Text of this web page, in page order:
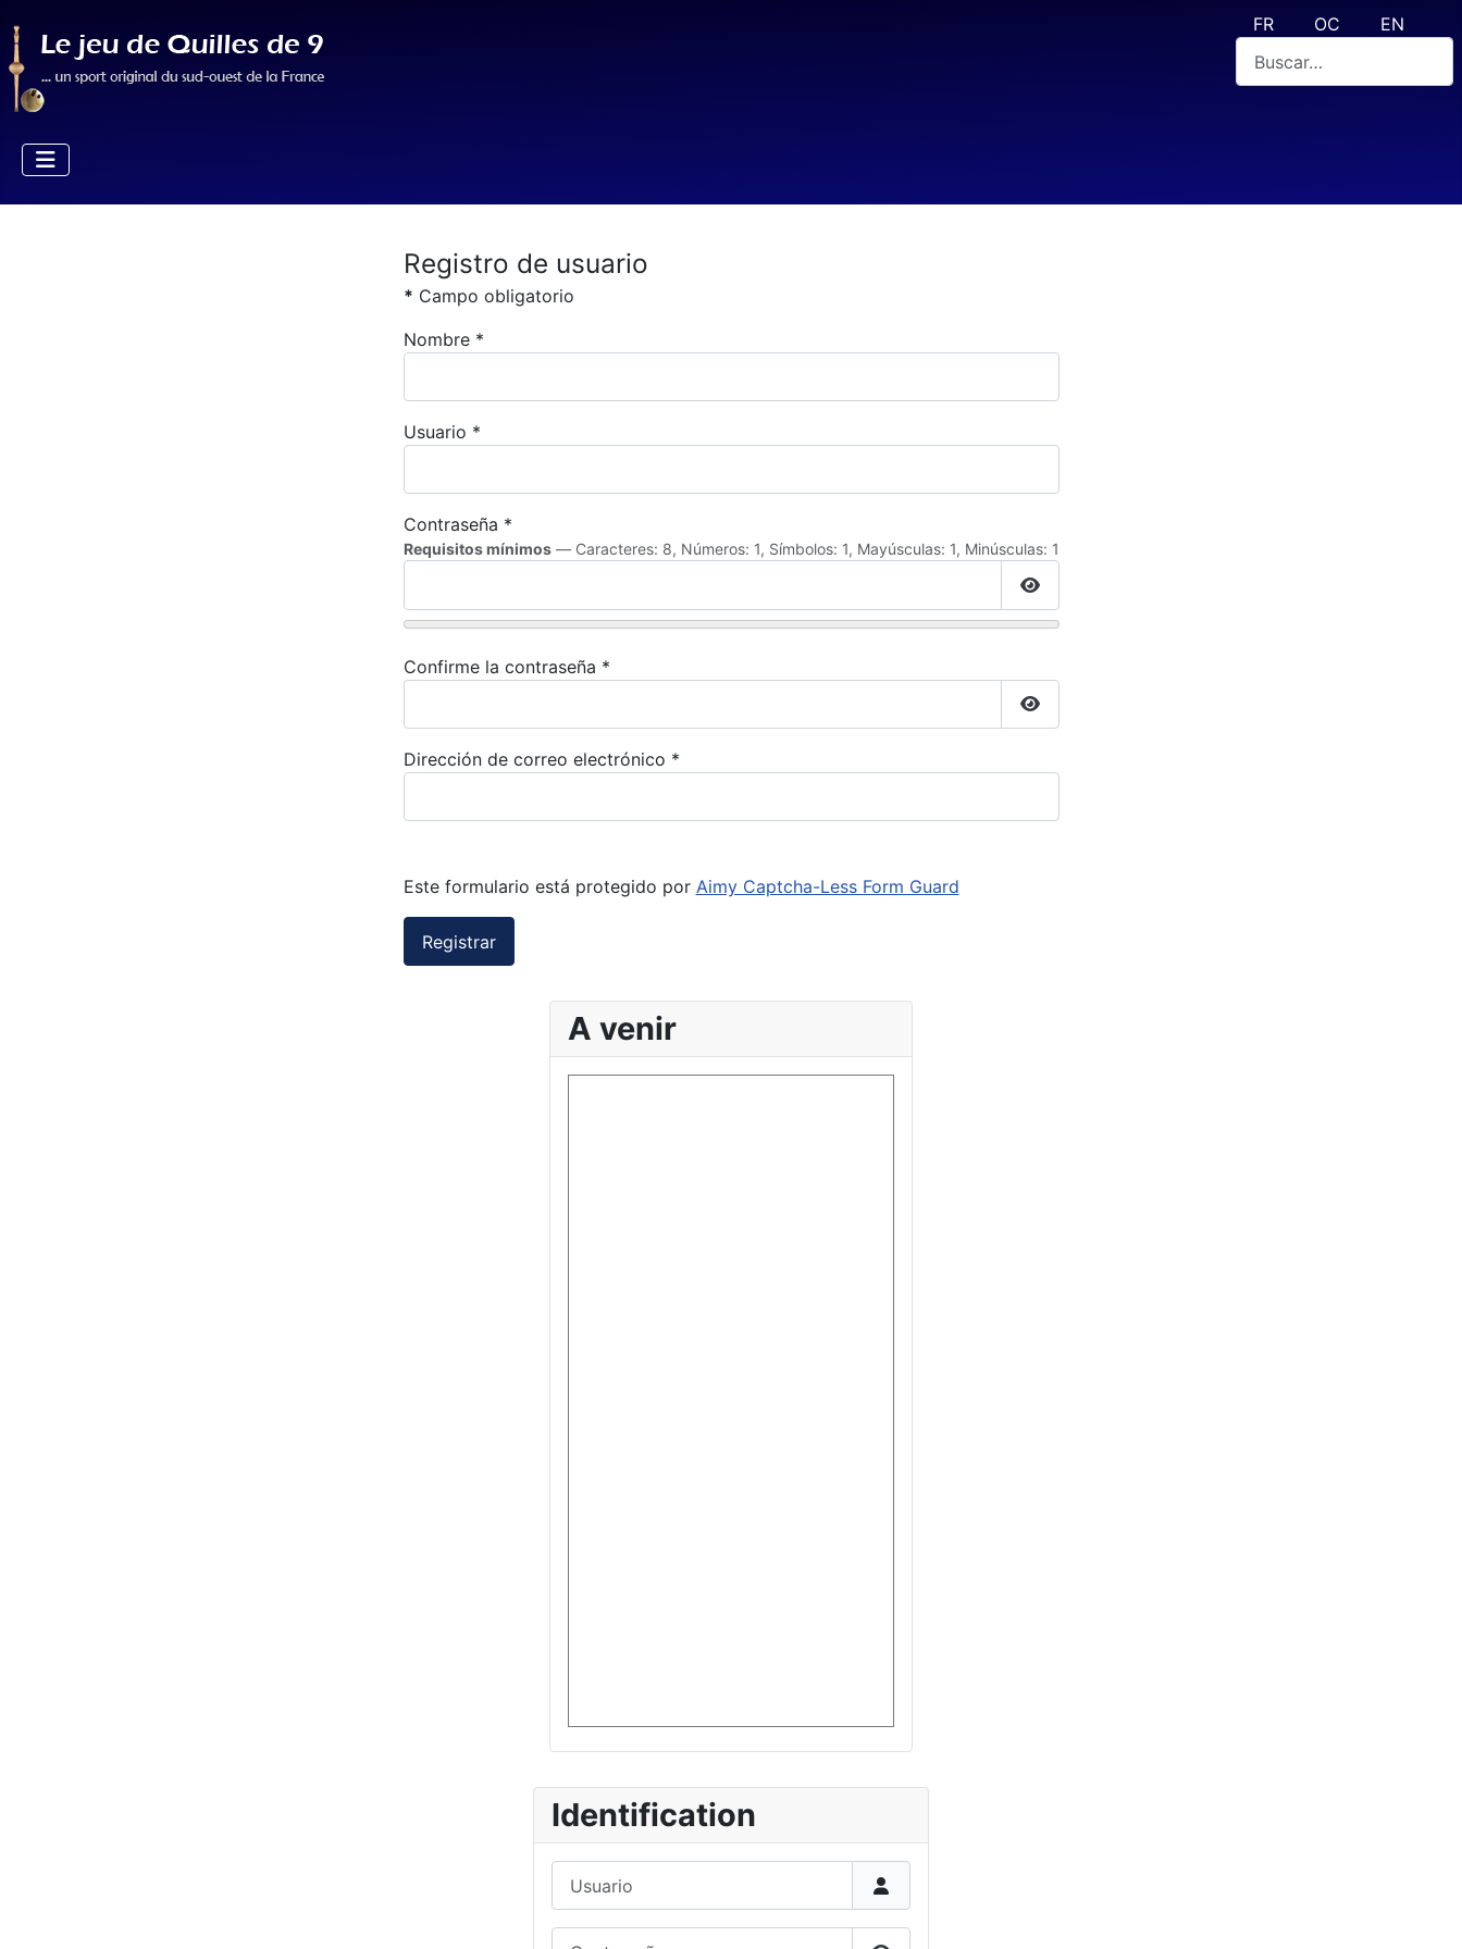
Seleccione su idioma
FR OC
EN
Identification
Registro de usuario
* Campo obligatorio
Nombre*
Usuario *
Contraseña *
Requisitos mínimos— Caracteres: 8, Números: 1, Símbolos: 1, Mayúsculas: 1, Minúsculas: 1
Mostrar contraseña
Confirme la contraseña *
Mostrar contraseña
Dirección de correo electrónico *
Este formulario está protegido por Aimy Captcha-Less Form Guard
Registrar
A venir